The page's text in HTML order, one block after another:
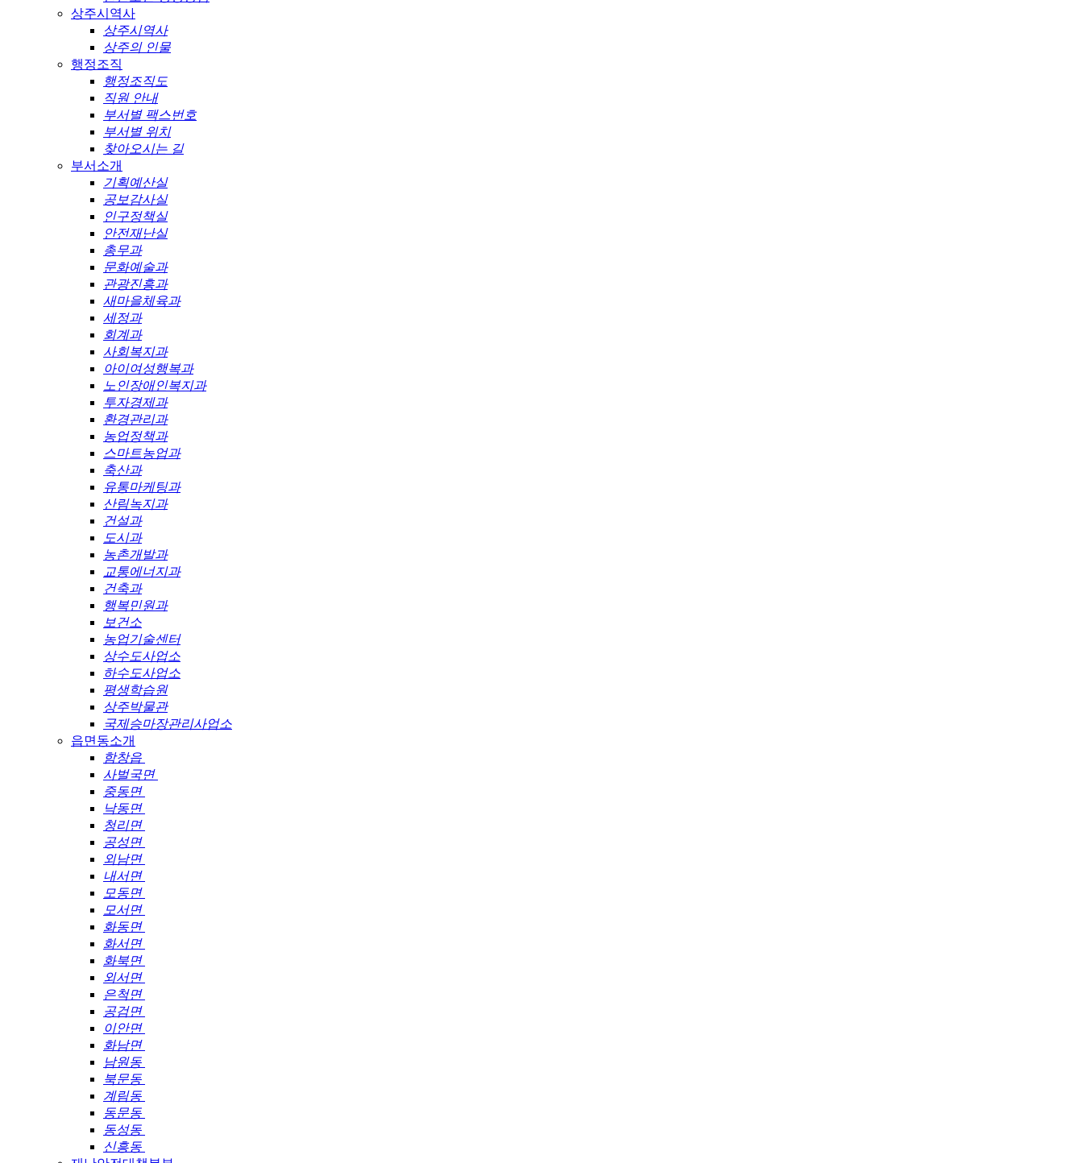
상주시역사
상주시역사
상주의 인물
행정조직
행정조직도
직원 안내
부서별 팩스번호
부서별 위치
찾아오시는 길
부서소개
기획예산실
공보감사실
인구정책실
안전재난실
총무과
문화예술과
관광진흥과
새마을체육과
세정과
회계과
사회복지과
아이여성행복과
노인장애인복지과
투자경제과
환경관리과
농업정책과
스마트농업과
축산과
유통마케팅과
산림녹지과
건설과
도시과
농촌개발과
교통에너지과
건축과
행복민원과
보건소
농업기술센터
상수도사업소
하수도사업소
평생학습원
상주박물관
국제승마장관리사업소
읍면동소개
함창읍
사벌국면
중동면
낙동면
청리면
공성면
외남면
내서면
모동면
모서면
화동면
화서면
화북면
외서면
은척면
공검면
이안면
화남면
남원동
북문동
계림동
동문동
동성동
신흥동